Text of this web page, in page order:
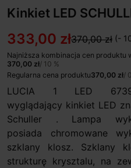
Kinkiet LED
333,00 zł370,00 zł (-
Najniższa kombinacja cen produktu
370,00 zł/ 10 %
Regularna cena produktu370,00 zł/
LUCIA 1 LED
wyglądający kinkiet LED
Schuller . Lampa
posiada chromowane
szklany klosz. Szklany
strukturę krysztalu, na